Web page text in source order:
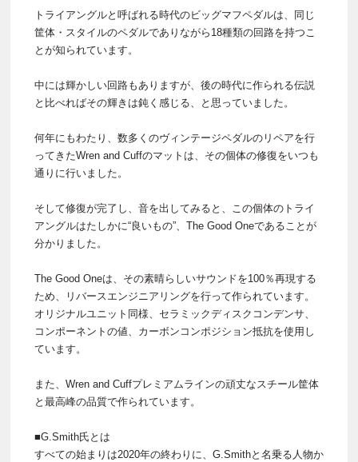
トライアングルと呼ばれる時代のビッグマフペダルは、同じ
筐体・スタイルのペダルでありながら18種類の回路を持つこ
とが知られています。
中には輝かしい回路もありますが、後の時代に作られる伝説
と比べればその輝きは鈍く感じる、と思っていました。
何年にもわたり、数多くのヴィンテージペダルのリペアを行
ってきたWren and Cuffのマットは、その個体の修復をいつも
通りに行いました。
そして修復が完了し、音を出してみると、この個体のトライ
アングルはたしかに“良いもの”、The Good Oneであることが
分かりました。
The Good Oneは、その素晴らしいサウンドを100％再現する
ため、リバースエンジニアリングを行って作られています。
オリジナルユニット同様、セラミックディスクコンデンサ、
コンポーネントの値、カーボンコンポジション抵抗を使用し
ています。
また、Wren and Cuffプレミアムラインの頑丈なスチール筐体
と最高峰の品質で作られています。
■G.Smith氏とは
すべての始まりは2020年の終わりに、G.Smithと名乗る人物か